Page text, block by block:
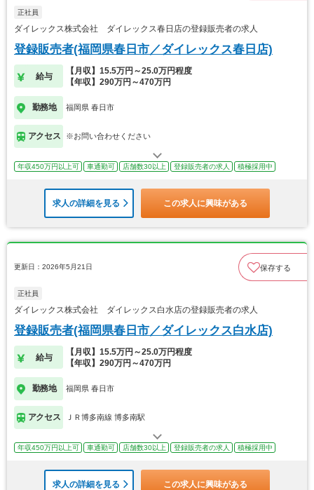
正社員
ダイレックス株式会社 ダイレックス春日店の登録販売者の求人
登録販売者(福岡県春日市／ダイレックス春日店)
給与
【月収】15.5万円～25.0万円程度
【年収】290万円～470万円
勤務地 福岡県 春日市
アクセス ※お問い合わせください
年収450万円以上可 車通勤可 店舗数30以上 登録販売者の求人 積極採用中
求人の詳細を見る この求人に興味がある
更新日：2026年5月21日 保存する
正社員
ダイレックス株式会社 ダイレックス白水店の登録販売者の求人
登録販売者(福岡県春日市／ダイレックス白水店)
給与
【月収】15.5万円～25.0万円程度
【年収】290万円～470万円
勤務地 福岡県 春日市
アクセス ＪＲ博多南線 博多南駅
年収450万円以上可 車通勤可 店舗数30以上 登録販売者の求人 積極採用中
求人の詳細を見る この求人に興味がある